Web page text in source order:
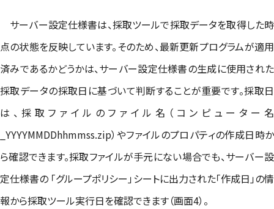
サーバー設定仕様書は、採取ツールで採取データを取得した時
点の状態を反映しています。そのため、最新更新プログラムが適用
済みであるかどうかは、サーバー設定仕様書の生成に使用された
採取データの採取日に基づいて判断することが重要です。採取日
は、採取ファイルのファイル名（コンピューター名
_YYYYMMDDhhmmss.zip）やファイルのプロパティの作成日時か
ら確認できます。採取ファイルが手元にない場合でも、サーバー設
定仕様書の 「グループポリシー」シートに出力された「作成日」の情
報から採取ツール実行日を確認できます（画面4）。